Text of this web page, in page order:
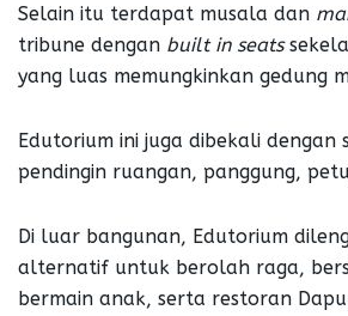
Selain itu terdapat musala dan
tribune dengan built in seats
yang luas memungkinkan gedung
Edutorium ini juga dibekali dengan
pendingin ruangan, panggung,
Di luar bangunan, Edutorium
alternatif untuk berolah raga,
bermain anak, serta restoran